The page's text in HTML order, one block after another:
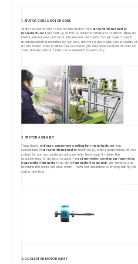
1. STATOR CORE & ROTOR CORE
Stator core and rotor core for fan motor from air conditioner motor
manufacturersare built up of thin punched laminations of Silicon Steel, its
stator laminations and rotor laminations are made by high speed punch
machine which is invested by our own, and this plays a vital role in quality of
ac fan motor. Over 10 Million press strokes per day allows output of over 100
Tons finished stator / rotor core laminations each day.
3. STATOR ASSEMBLY
Tingertech,, china ac condenser cooling fan manufacturer, has
specialized in air conditioner motor technology, stator assembling can be
solved by our own professonal assembly technique. It meets the
requirements of series production inac fan motor, condenser fan motor,
evaporator fan motorand otherfan motor for ac unit . We develop and
examine the entire process chain - from slot insulation to impregnating the
stator and test.
5. COOLER FAN MOTOR SHAFT